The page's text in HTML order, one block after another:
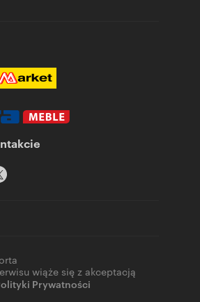
wiąże się z akceptacją
Prywatności